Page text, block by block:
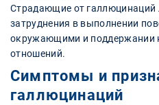
Страдающие от
затруднения в выполнении
окружающими и поддержании
отношений.
Симптомы и
галлюцинаций